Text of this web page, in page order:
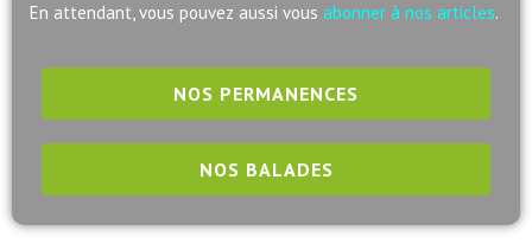
En attendant, vous pouvez aussi vous abonner à nos articles.
NOS PERMANENCES
NOS BALADES